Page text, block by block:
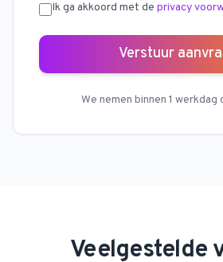
Ik ga akkoord met de privacy
Verstuur
We nemen binnen 1
Veelgestelde